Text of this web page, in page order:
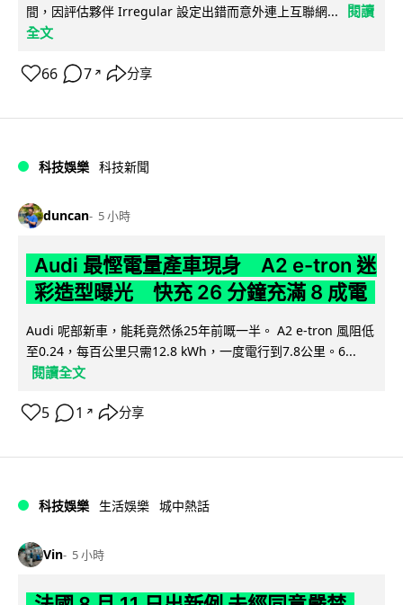
間，因評估夥伴 Irregular 設定出錯而意外連上互聯網...
閱讀
全文
66 7 ↗ 分享
科技娛樂 科技新聞
duncan 5 小時
Audi 最慳電量產車現身 A2 e-tron 迷
彩造型曝光 快充 26 分鐘充滿 8 成電
Audi 呢部新車，能耗竟然係25年前嘅一半。 A2 e-tron 風阻低
至0.24，每百公里只需12.8 kWh，一度電行到7.8公里。6...
閱讀全文
5 1 ↗ 分享
科技娛樂 生活娛樂 城中熱話
Vin 5 小時